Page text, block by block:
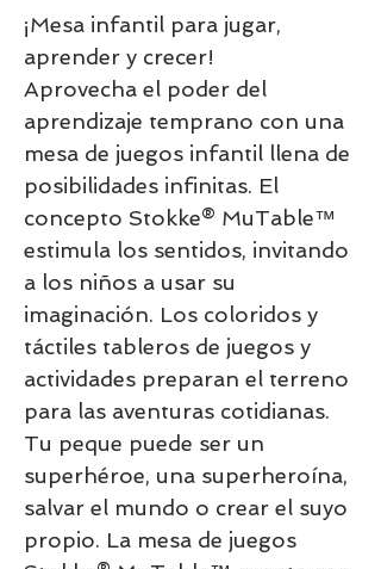
¡Mesa infantil para jugar,
aprender y crecer!​
Aprovecha el poder del
aprendizaje temprano con una
mesa de juegos infantil llena de
posibilidades infinitas. El
concepto Stokke® MuTable™
estimula los sentidos, invitando
a los niños a usar su
imaginación. Los coloridos y
táctiles tableros de juegos y
actividades preparan el terreno
para las aventuras cotidianas.
Tu peque puede ser un
superhéroe, una superheroína,
salvar el mundo o crear el suyo
propio. ​La mesa de juegos